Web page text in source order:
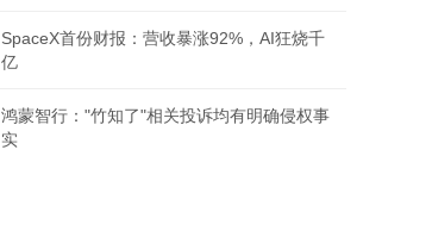
SpaceX首份财报：营收暴涨92%，AI狂烧千
亿
鸿蒙智行："竹知了"相关投诉均有明确侵权事
实